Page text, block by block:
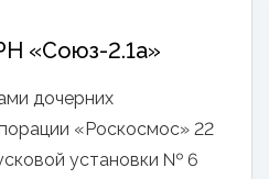
«Союз-2.1а»
дочерних
«Роскосмос» 22
установки № 6